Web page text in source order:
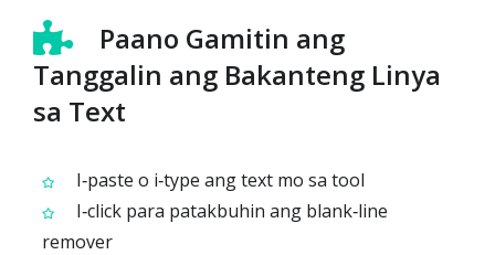
Paano Gamitin ang
Tanggalin ang Bakanteng Linya
sa Text
I‑paste o i‑type ang text mo sa tool
I‑click para patakbuhin ang blank‑line
remover